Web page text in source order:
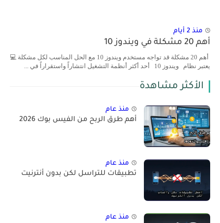
منذ 2 أيام
أهم 20 مشكلة في ويندوز 10
أهم 20 مشكلة قد تواجه مستخدم ويندوز 10 مع الحل المناسب لكل مشكلة 💻
يعتبر نظام ويندوز 10 أحد أكثر أنظمة التشغيل انتشاراً واستقراراً في ...
الأكثر مشاهدة
منذ عام
أهم طرق الربح من الفيس بوك 2026
منذ عام
تطبيقات للتراسل لكن بدون أنترنيت
منذ عام